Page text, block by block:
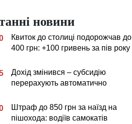
новини
Квиток до столиці подорожчав до
400 грн: +100 гривень за пів року
Дохід змінився – субсидію
перерахують автоматично
Штраф до 850 грн за наїзд на
пішохода: водіїв самокатів